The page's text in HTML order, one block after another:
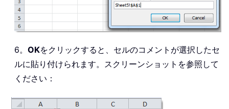
6。 OKをクリックすると、セルのコメントが選択したセ
ルに貼り付けられます。スクリーンショットを参照して
ください：